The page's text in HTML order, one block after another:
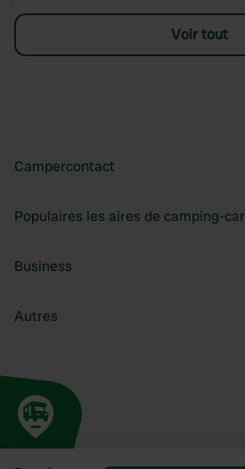
Voir tout
Campercontact
Populaires les aires de camping-car
Business
Autres